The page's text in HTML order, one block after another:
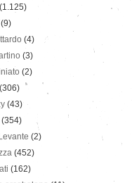
(1.125)
(9)
(4)
(3)
(2)
(306)
(43)
(354)
(2)
(452)
(162)